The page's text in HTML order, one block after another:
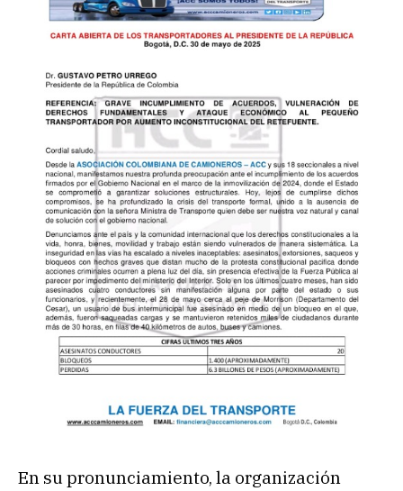
En su pronunciamiento, la organización